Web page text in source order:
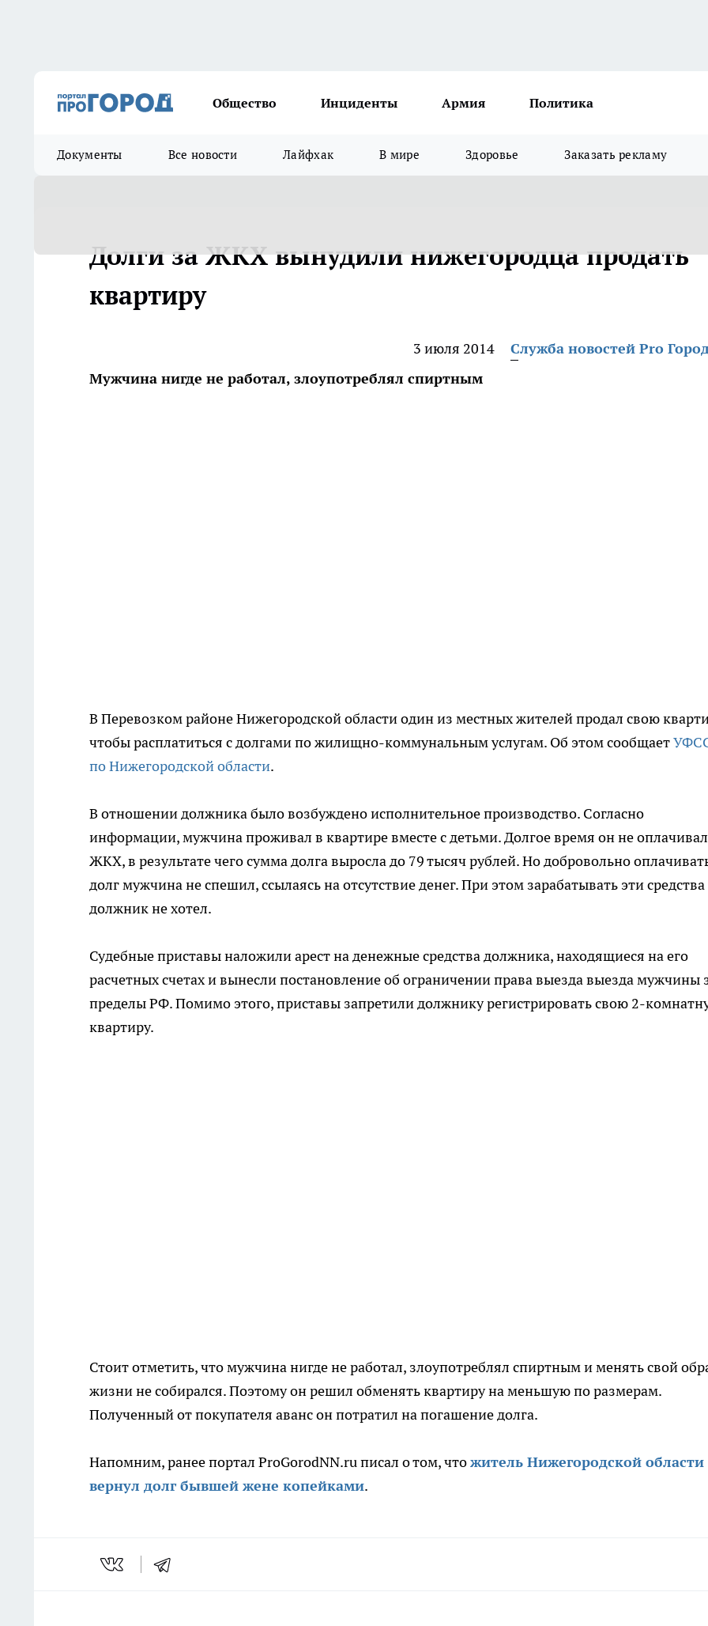
Общество Инциденты Армия Политика
Документы Все новости Лайфхак В мире Здоровье Заказать рекламу
Долги за ЖКХ вынудили нижегородца продать
квартиру
3 июля 2014
Служба новостей Pro
Мужчина нигде не работал, злоупотреблял спиртным
В Перевозком районе Нижегородской области один из местных жителей продал свою
чтобы расплатиться с долгами по жилищно-коммунальным услугам. Об этом сообщает
по Нижегородской области.
В отношении должника было возбуждено исполнительное производство. Согласно
информации, мужчина проживал в квартире вместе с детьми. Долгое время он не оплачивал
ЖКХ, в результате чего сумма долга выросла до 79 тысяч рублей. Но добровольно
долг мужчина не спешил, ссылаясь на отсутствие денег. При этом зарабатывать эти средства
должник не хотел.
Судебные приставы наложили арест на денежные средства должника, находящиеся на его
расчетных счетах и вынесли постановление об ограничении права выезда выезда мужчины
пределы РФ. Помимо этого, приставы запретили должнику регистрировать свою 2-
квартиру.
Стоит отметить, что мужчина нигде не работал, злоупотреблял спиртным и менять свой
жизни не собирался. Поэтому он решил обменять квартиру на меньшую по размерам.
Полученный от покупателя аванс он потратил на погашение долга.
Напомним, ранее портал ProGorodNN.ru писал о том, чтожитель Нижегородской области
вернул долг бывшей жене копейками.